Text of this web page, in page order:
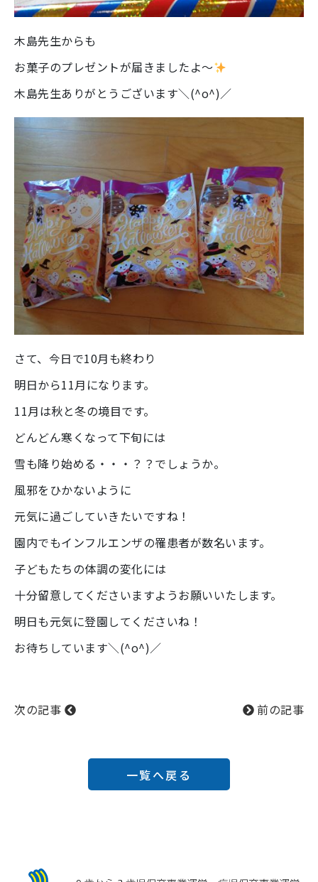
木島先生からも
お菓子のプレゼントが届きましたよ～
木島先生ありがとうございます＼(^o^)／
さて、今日で10月も終わり
明日から11月になります。
11月は秋と冬の境目です。
どんどん寒くなって下旬には
雪も降り始める・・・？？でしょうか。
風邪をひかないように
元気に過ごしていきたいですね！
園内でもインフルエンザの罹患者が数名います。
子どもたちの体調の変化には
十分留意してくださいますようお願いいたします。
明日も元気に登園してくださいね！
お待ちしています＼(^o^)／
次の記事 前の記事
一覧へ戻る